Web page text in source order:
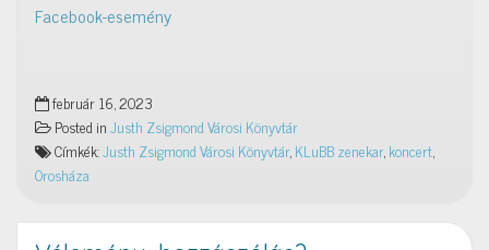
Facebook-esemény
február 16, 2023
Posted inJusth Zsigmond Városi Könyvtár
Címkék:Justh Zsigmond Városi Könyvtár,KLuBB zenekar,koncert,
Orosháza